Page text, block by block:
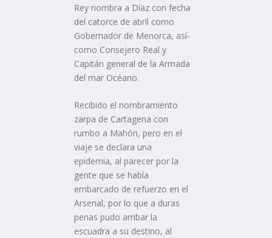
Rey nombra a Dí­az con fecha
del catorce de abril como
Gobernador de Menorca, así­
como Consejero Real y
Capitán general de la Armada
del mar Océano.
Recibido el nombramiento
zarpa de Cartagena con
rumbo a Mahón, pero en el
viaje se declara una
epidemia, al parecer por la
gente que se habí­a
embarcado de refuerzo en el
Arsenal, por lo que a duras
penas pudo arribar la
escuadra a su destino, al